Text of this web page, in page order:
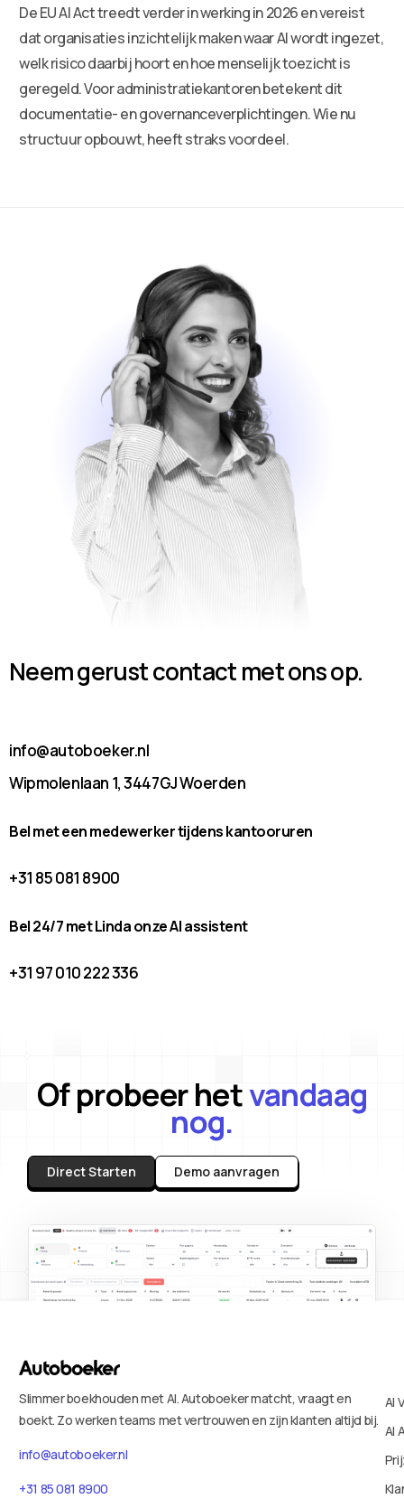
De EU AI Act treedt verder in werking in 2026 en vereist
dat organisaties inzichtelijk maken waar AI wordt ingezet,
welk risico daarbij hoort en hoe menselijk toezicht is
geregeld. Voor administratiekantoren betekent dit
documentatie- en governanceverplichtingen. Wie nu
structuur opbouwt, heeft straks voordeel.
Neem gerust contact met ons op.
info@autoboeker.nl
Wipmolenlaan 1, 3447GJ Woerden
Bel met een medewerker tijdens kantooruren
+31 85 081 8900
Bel 24/7 met Linda onze AI assistent
+31 97 010 222 336
Of probeer hetvandaag
nog.
Direct Starten Demo aanvragen
Slimmer boekhouden met AI. Autoboeker matcht, vraagt en
boekt. Zo werken teams met vertrouwen en zijn klanten altijd bij.
info@autoboeker.nl
+31 85 081 8900
AI
AI